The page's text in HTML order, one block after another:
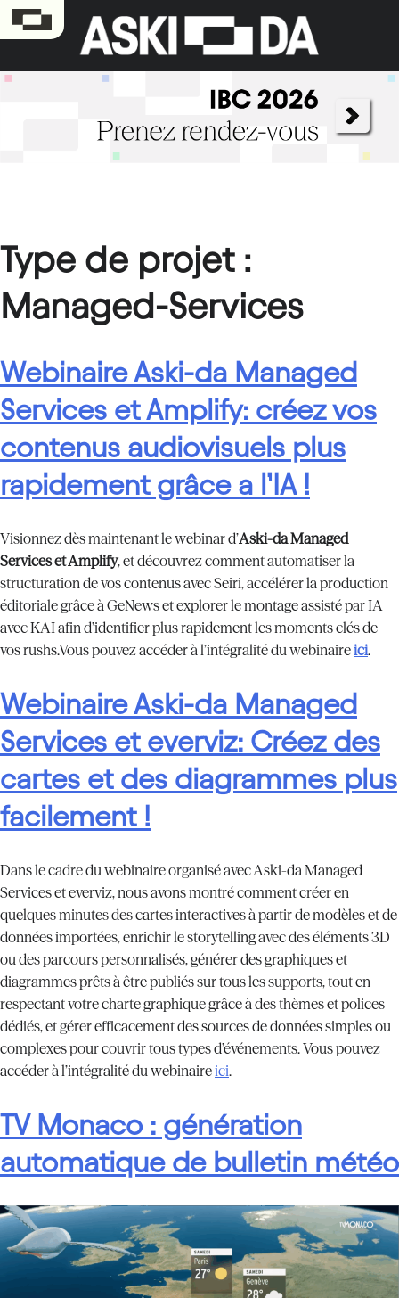
Type de projet :
Managed-Services
Webinaire Aski-da Managed
Services et Amplify: créez vos
contenus audiovisuels plus
rapidement grâce a l’IA !
Visionnez dès maintenant le webinar d’Aski-da Managed
Services et Amplify, et découvrez comment automatiser la
structuration de vos contenus avec Seiri, accélérer la production
éditoriale grâce à GeNews et explorer le montage assisté par IA
avec KAI afin d’identifier plus rapidement les moments clés de
vos rushs.Vous pouvez accéder à l’intégralité du webinaireici.
Webinaire Aski-da Managed
Services et everviz: Créez des
cartes et des diagrammes plus
facilement !
Dans le cadre du webinaire organisé avec Aski-da Managed
Services et everviz, nous avons montré comment créer en
quelques minutes des cartes interactives à partir de modèles et de
données importées, enrichir le storytelling avec des éléments 3D
ou des parcours personnalisés, générer des graphiques et
diagrammes prêts à être publiés sur tous les supports, tout en
respectant votre charte graphique grâce à des thèmes et polices
dédiés, et gérer efficacement des sources de données simples ou
complexes pour couvrir tous types d’événements. Vous pouvez
accéder à l’intégralité du webinaireici.
TV Monaco : génération
automatique de bulletin météo